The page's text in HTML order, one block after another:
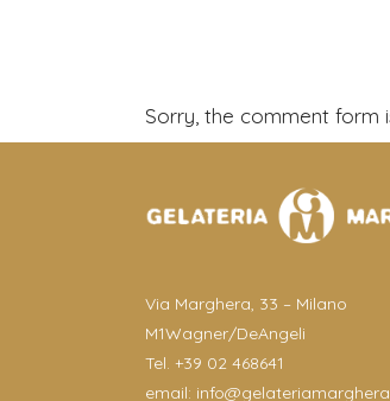
Sorry, the comment form
Via Marghera, 33 – Milano
M1Wagner/DeAngeli
Tel. +39 02 468641
email: